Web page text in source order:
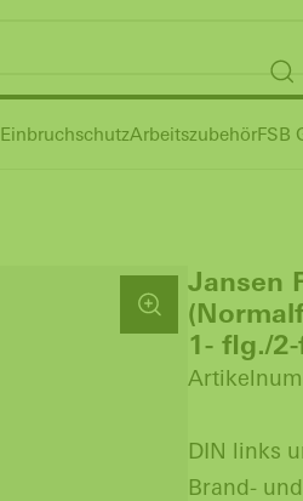
EinbruchschutzArbeitszubehörFSB
Jansen
1- flg./
DIN links
Brand-